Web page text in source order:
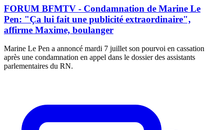
FORUM BFMTV - Condamnation de Marine Le
Pen: "Ça lui fait une publicité extraordinaire",
affirme Maxime, boulanger
Marine Le Pen a annoncé mardi 7 juillet son pourvoi en cassation
après une condamnation en appel dans le dossier des assistants
parlementaires du RN.